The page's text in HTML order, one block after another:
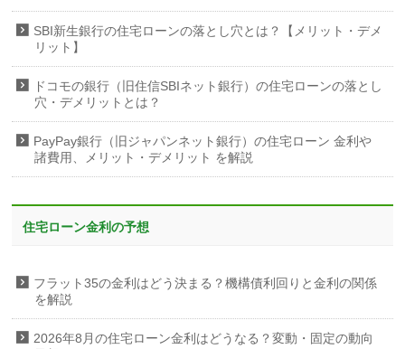
SBI新生銀行の住宅ローンの落とし穴とは？【メリット・デメ
リット】
ドコモの銀行（旧住信SBIネット銀行）の住宅ローンの落とし
穴・デメリットとは？
PayPay銀行（旧ジャパンネット銀行）の住宅ローン 金利や
諸費用、メリット・デメリット を解説
住宅ローン金利の予想
フラット35の金利はどう決まる？機構債利回りと金利の関係
を解説
2026年8月の住宅ローン金利はどうなる？変動・固定の動向